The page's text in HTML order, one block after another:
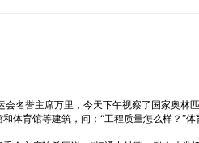
名誉主席万里，今天下午视察了国家奥林匹
体育馆等建筑，问：“工程质量怎么样？